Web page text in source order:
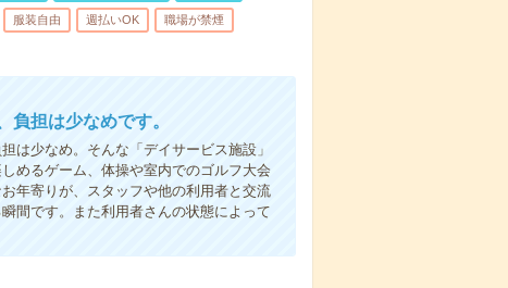
服装自由 週払いOK 職場が禁煙
担は少なめです。
は少なめ。そんな「デイサービス施設」
めるゲーム、体操や室内でのゴルフ大会
年寄りが、スタッフや他の利用者と交流
間です。また利用者さんの状態によって